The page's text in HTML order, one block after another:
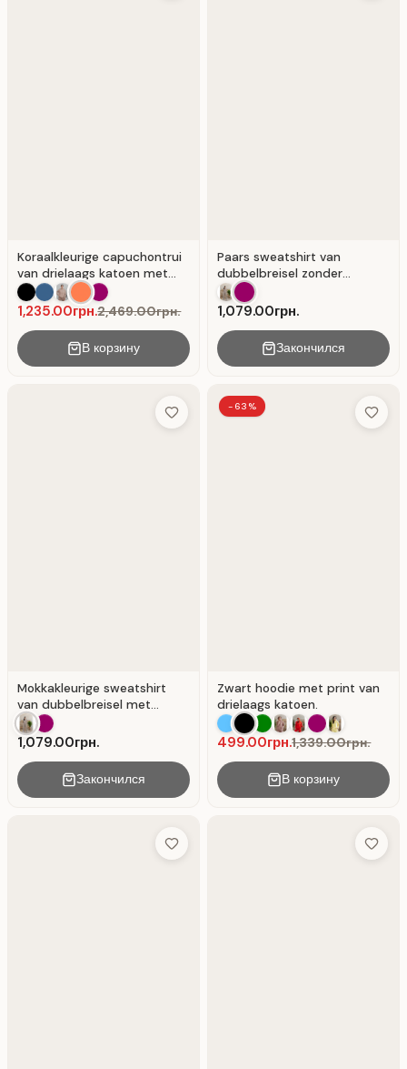
Koraalkleurige capuchontrui
van drielaags katoen met
opdruk.
1,235.00грн.2,469.00грн.
В корзину
Paars sweatshirt van
dubbelbreisel zonder
capuchon voor een casual
stijl.
1,079.00грн.
Закончился
Add to Wish List
Mokkakleurige sweatshirt
van dubbelbreisel met
sloganprint., in Mocha
1,079.00грн.
Закончился
-63%
Add to
Zwart hoodie met print van
drielaags katoen.
499.00грн.1,339.00грн.
В корзину
Add to Wish List Add to